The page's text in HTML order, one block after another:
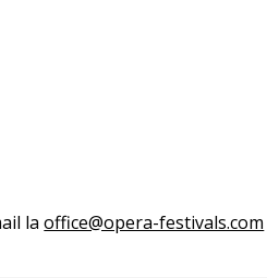
laoffice@opera-festivals.com